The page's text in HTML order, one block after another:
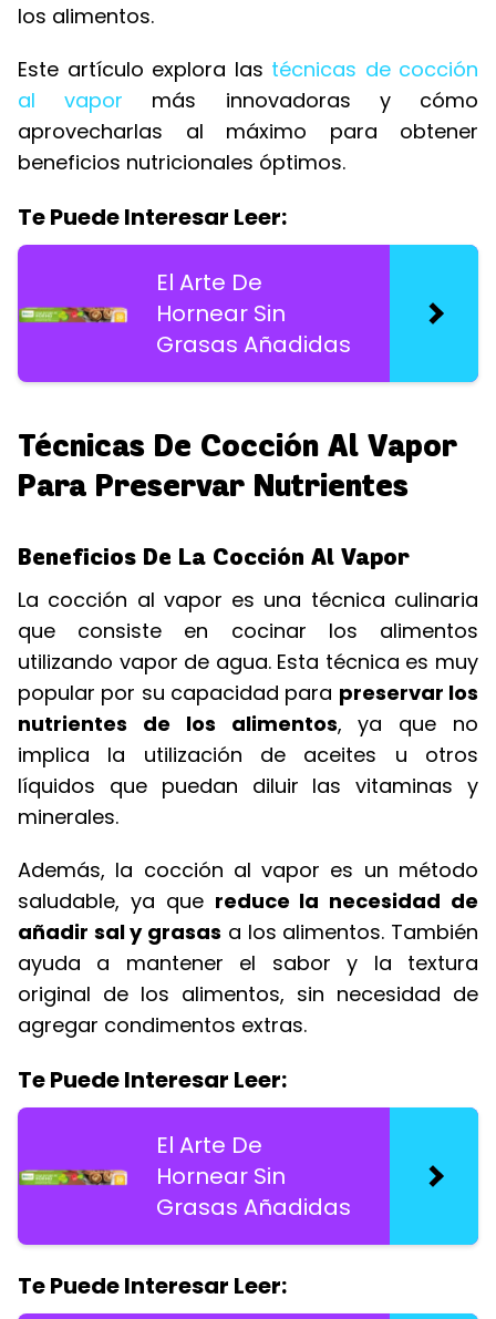
los alimentos.
Este artículo explora las técnicas de cocción
al vapor más innovadoras y cómo
aprovecharlas al máximo para obtener
beneficios nutricionales óptimos.
Te Puede Interesar Leer:
El Arte De
Hornear Sin
Grasas Añadidas
Técnicas De Cocción Al Vapor
Para Preservar Nutrientes
Beneficios De La Cocción Al Vapor
La cocción al vapor es una técnica culinaria
que consiste en cocinar los alimentos
utilizando vapor de agua. Esta técnica es muy
popular por su capacidad para preservar los
nutrientes de los alimentos, ya que no
implica la utilización de aceites u otros
líquidos que puedan diluir las vitaminas y
minerales.
Además, la cocción al vapor es un método
saludable, ya que reduce la necesidad de
añadir sal y grasas a los alimentos. También
ayuda a mantener el sabor y la textura
original de los alimentos, sin necesidad de
agregar condimentos extras.
Te Puede Interesar Leer:
El Arte De
Hornear Sin
Grasas Añadidas
Te Puede Interesar Leer: